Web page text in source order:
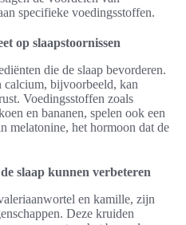
specifieke voedingsstoffen.
op slaapstoornissen
die de slaap bevorderen.
calcium, bijvoorbeeld, kan
Voedingsstoffen zoals
en bananen, spelen ook een
melatonine, het hormoon dat de
slaap kunnen verbeteren
en kamille, zijn
Deze kruiden